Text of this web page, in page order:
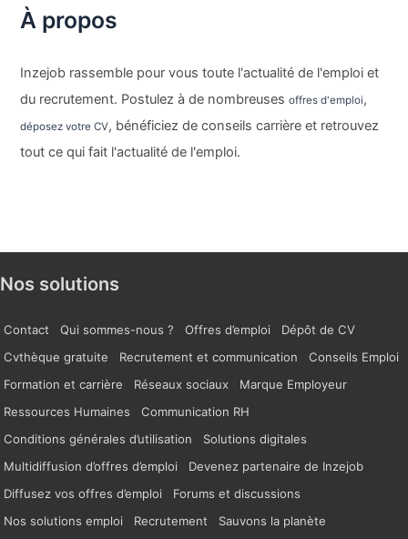
À propos
Inzejob rassemble pour vous toute l'actualité de l'emploi et
du recrutement. Postulez à de nombreusesoffres d'emploi,
déposez votre CV, bénéficiez de conseils carrière et retrouvez
tout ce qui fait l'actualité de l'emploi.
Nos solutions
Contact Qui sommes-nous ? Offres d’emploi
Dépôt de CV
Cvthèque gratuite
Recrutement et communication
Conseils Emploi
Formation et carrière
Réseaux sociaux
Marque Employeur
Ressources Humaines
Communication RH
Conditions générales d’utilisation
Solutions digitales
Multidiffusion d’offres d’emploi
Devenez partenaire de Inzejob
Diffusez vos offres d’emploi
Forums et discussions
Nos solutions emploi
Recrutement Sauvons la planète